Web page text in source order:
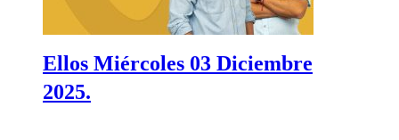
Ellos Miércoles 03 Diciembre
2025.